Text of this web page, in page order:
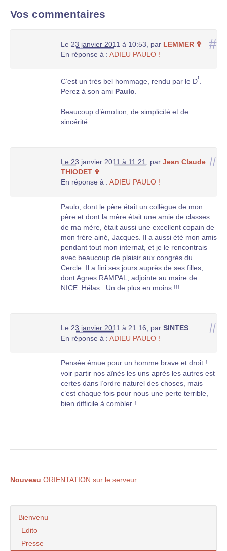
Vos commentaires
#
Le 23 janvier 2011 à 10:53 par LEMMER ✞
En réponse à : ADIEU PAULO !
C’est un très bel hommage, rendu par le D
r
Perez à son ami Paulo
Beaucoup d’émotion, de simplicité et de
sincérité.
#
Le 23 janvier 2011 à 11:21 par Jean Claude
THIODET ✞
En réponse à : ADIEU PAULO !
Paulo, dont le père était un collègue de mon
père et dont la mère était une amie de classes
de ma mère, était aussi une excellent copain de
mon frère ainé, Jacques. Il a aussi été mon amis
pendant tout mon internat, et je le rencontrais
avec beaucoup de plaisir aux congrès du
Cercle. Il a fini ses jours auprès de ses filles,
dont Agnes RAMPAL, adjointe au maire de
NICE. Hélas...Un de plus en moins !!!
#
Le 23 janvier 2011 à 21:16 par SINTES
En réponse à : ADIEU PAULO !
Pensée émue pour un homme brave et droit !
voir partir nos aînés les uns après les autres est
certes dans l’ordre naturel des choses, mais
c’est chaque fois pour nous une perte terrible,
bien difficile à combler !.
Nouveau ORIENTATION sur le serveur
Bienvenu
Edito
Presse